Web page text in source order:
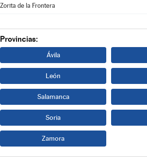
Zorita de la Frontera
Provincias:
Ávila
León
Salamanca
Soria
Zamora